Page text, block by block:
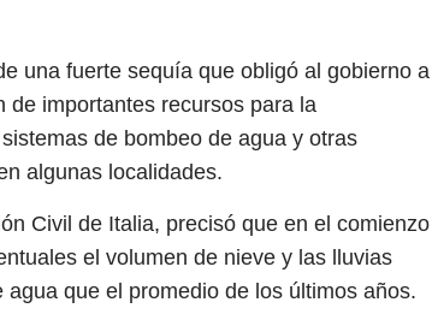
una fuerte sequía que obligó al gobierno a
de importantes recursos para la
de bombeo de agua y otras
algunas localidades.
Civil de Italia, precisó que en el comienzo
el volumen de nieve y las lluvias
que el promedio de los últimos años.